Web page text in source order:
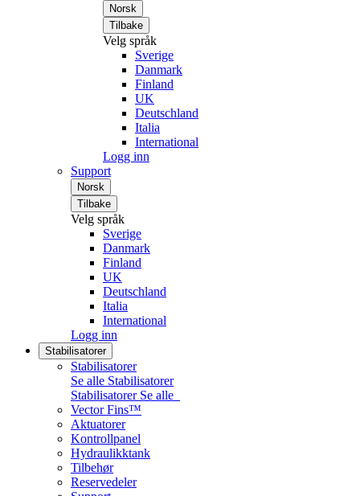
Norsk
Tilbake
Velg språk
Sverige
Danmark
Finland
UK
Deutschland
Italia
International
Logg inn
Support
Norsk
Tilbake
Velg språk
Sverige
Danmark
Finland
UK
Deutschland
Italia
International
Logg inn
Stabilisatorer
Stabilisatorer
Se alle Stabilisatorer
Stabilisatorer Se alle
Vector Fins™
Aktuatorer
Kontrollpanel
Hydraulikktank
Tilbehør
Reservedeler